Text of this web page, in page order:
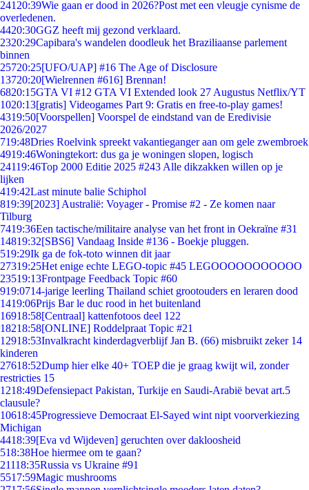
241 20:39Wie gaan er dood in 2026?Post met een vleugje cynisme de
overledenen.
4420:30GGZ heeft mij gezond verklaard.
2320:29Capibara's wandelen doodleuk het Braziliaanse parlement
binnen
25720:25[UFO/UAP] #16 The Age of Disclosure
13720:20[Wielrennen #616] Brennan!
6820:15GTA VI #12 GTA VI Extended look 27 Augustus Netflix/YT
1020:13[gratis] Videogames Part 9: Gratis en free-to-play games!
4319:50[Voorspellen] Voorspel de eindstand van de Eredivisie
2026/2027
719:48Dries Roelvink spreekt vakantieganger aan om gele zwembroek
4919:46Woningtekort: dus ga je woningen slopen, logisch
24119:46Top 2000 Editie 2025 #243 Alle dikzakken willen op je
lijken
419:42Last minute balie Schiphol
819:39[2023] Australië: Voyager - Promise #2 - Ze komen naar
Tilburg
7419:36Een tactische/militaire analyse van het front in Oekraïne #31
14819:32[SBS6] Vandaag Inside #136 - Boekje pluggen.
519:29Ik ga de fok-toto winnen dit jaar
27319:25Het enige echte LEGO-topic #45 LEGOOOOOOOOOOO
23519:13Frontpage Feedback Topic #60
919:0714-jarige leerling Thailand schiet grootouders en leraren dood
1419:06Prijs Bar le duc rood in het buitenland
16918:58[Centraal] kattenfotoos deel 122
18218:58[ONLINE] Roddelpraat Topic #21
12918:53Invalkracht kinderdagverblijf Jan B. (66) misbruikt zeker 14
kinderen
27618:52Dump hier elke 40+ TOEP die je graag kwijt wil, zonder
restricties 15
1218:49Defensiepact Pakistan, Turkije en Saudi-Arabië bevat art.5
clausule?
10618:45Progressieve Democraat El-Sayed wint nipt voorverkiezing
Michigan
4418:39[Eva vd Wijdeven] geruchten over dakloosheid
518:38Hoe hiermee om te gaan?
21118:35Russia vs Ukraine #91
5517:59Magic mushrooms